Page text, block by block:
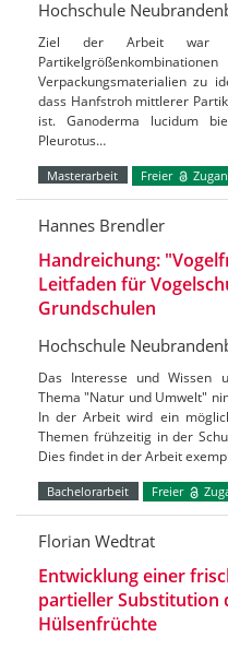
Hochschule
Ziel der Arbeit war
Verpackungsmaterialien zu
dass Hanfstroh mittlerer
ist. Ganoderma lucidum
Pleurotus…
Masterarbeit Freier
Hannes Brendler
Handreichung:
Leitfaden für
Grundschulen
Hochschule
Das Interesse und Wissen
Thema "Natur und Umwelt"
In der Arbeit wird ein
Themen frühzeitig in der
Dies findet in der Arbeit
Bachelorarbeit Freier
Florian Wedtrat
Entwicklung einer
partieller Substitution
Hülsenfrüchte